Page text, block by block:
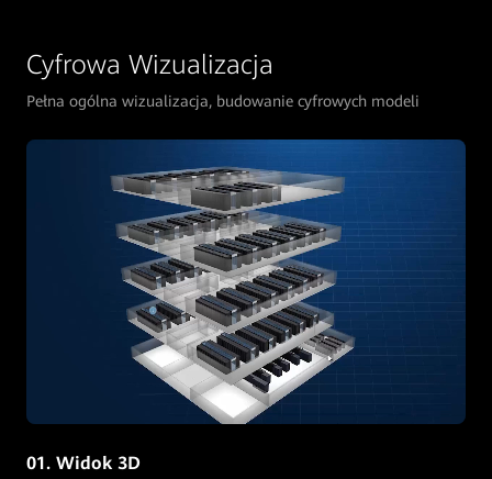
Cyfrowa Wizualizacja
Pełna ogólna wizualizacja, budowanie cyfrowych modeli
01. Widok 3D